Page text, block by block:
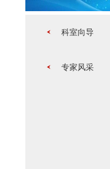
科室向导
专家风采